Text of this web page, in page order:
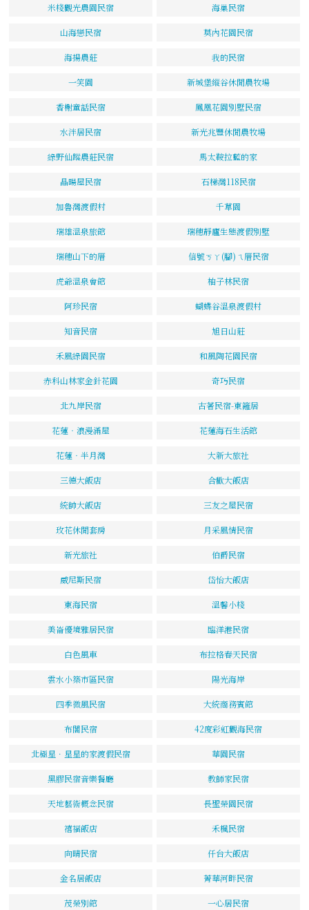
米棧觀光農園民宿 海巢民宿
山海戀民宿 莫內花園民宿
海揚農莊 我的民宿
一笑園 新城堡縱谷休閒農牧場
香榭童話民宿 鳳凰花園別墅民宿
水泮居民宿 新光兆豐休閒農牧場
綠野仙蹤農莊民宿 馬太鞍拉藍的家
晶暘屋民宿 石梯灣118民宿
加魯灣渡假村 千草園
瑞雄溫泉旅館 瑞穗靜廬生態渡假別墅
瑞穗山下的厝 信號ㄎㄚ(腳)ㄟ厝民宿
虎爺溫泉會館 柚子林民宿
阿珍民宿 蝴蝶谷溫泉渡假村
知音民宿 旭日山莊
禾風綠園民宿 和風陶花園民宿
赤科山林家金針花園 奇巧民宿
北九岸民宿 古著民宿-東籬居
花蓮‧浪漫滿屋 花蓮海石生活館
花蓮‧半月灣 大新大旅社
三德大飯店 合歡大飯店
統帥大飯店 三友之屋民宿
玫花休閒套房 月采風情民宿
新光旅社 伯爵民宿
威尼斯民宿 岱怡大飯店
東海民宿 溫馨小棧
美崙優境雅居民宿 臨洋港民宿
白色風車 布拉格春天民宿
雲水小築市區民宿 陽光海岸
四季微風民宿 大統商務賓館
布閣民宿 42度彩虹觀海民宿
北極星．星星的家渡假民宿 華園民宿
黑膠民宿音樂餐廳 教師家民宿
天地藝術概念民宿 長聖榮園民宿
禧福飯店 禾楓民宿
向晴民宿 仟台大飯店
金名居飯店 菁華河畔民宿
茂榮別館 一心居民宿